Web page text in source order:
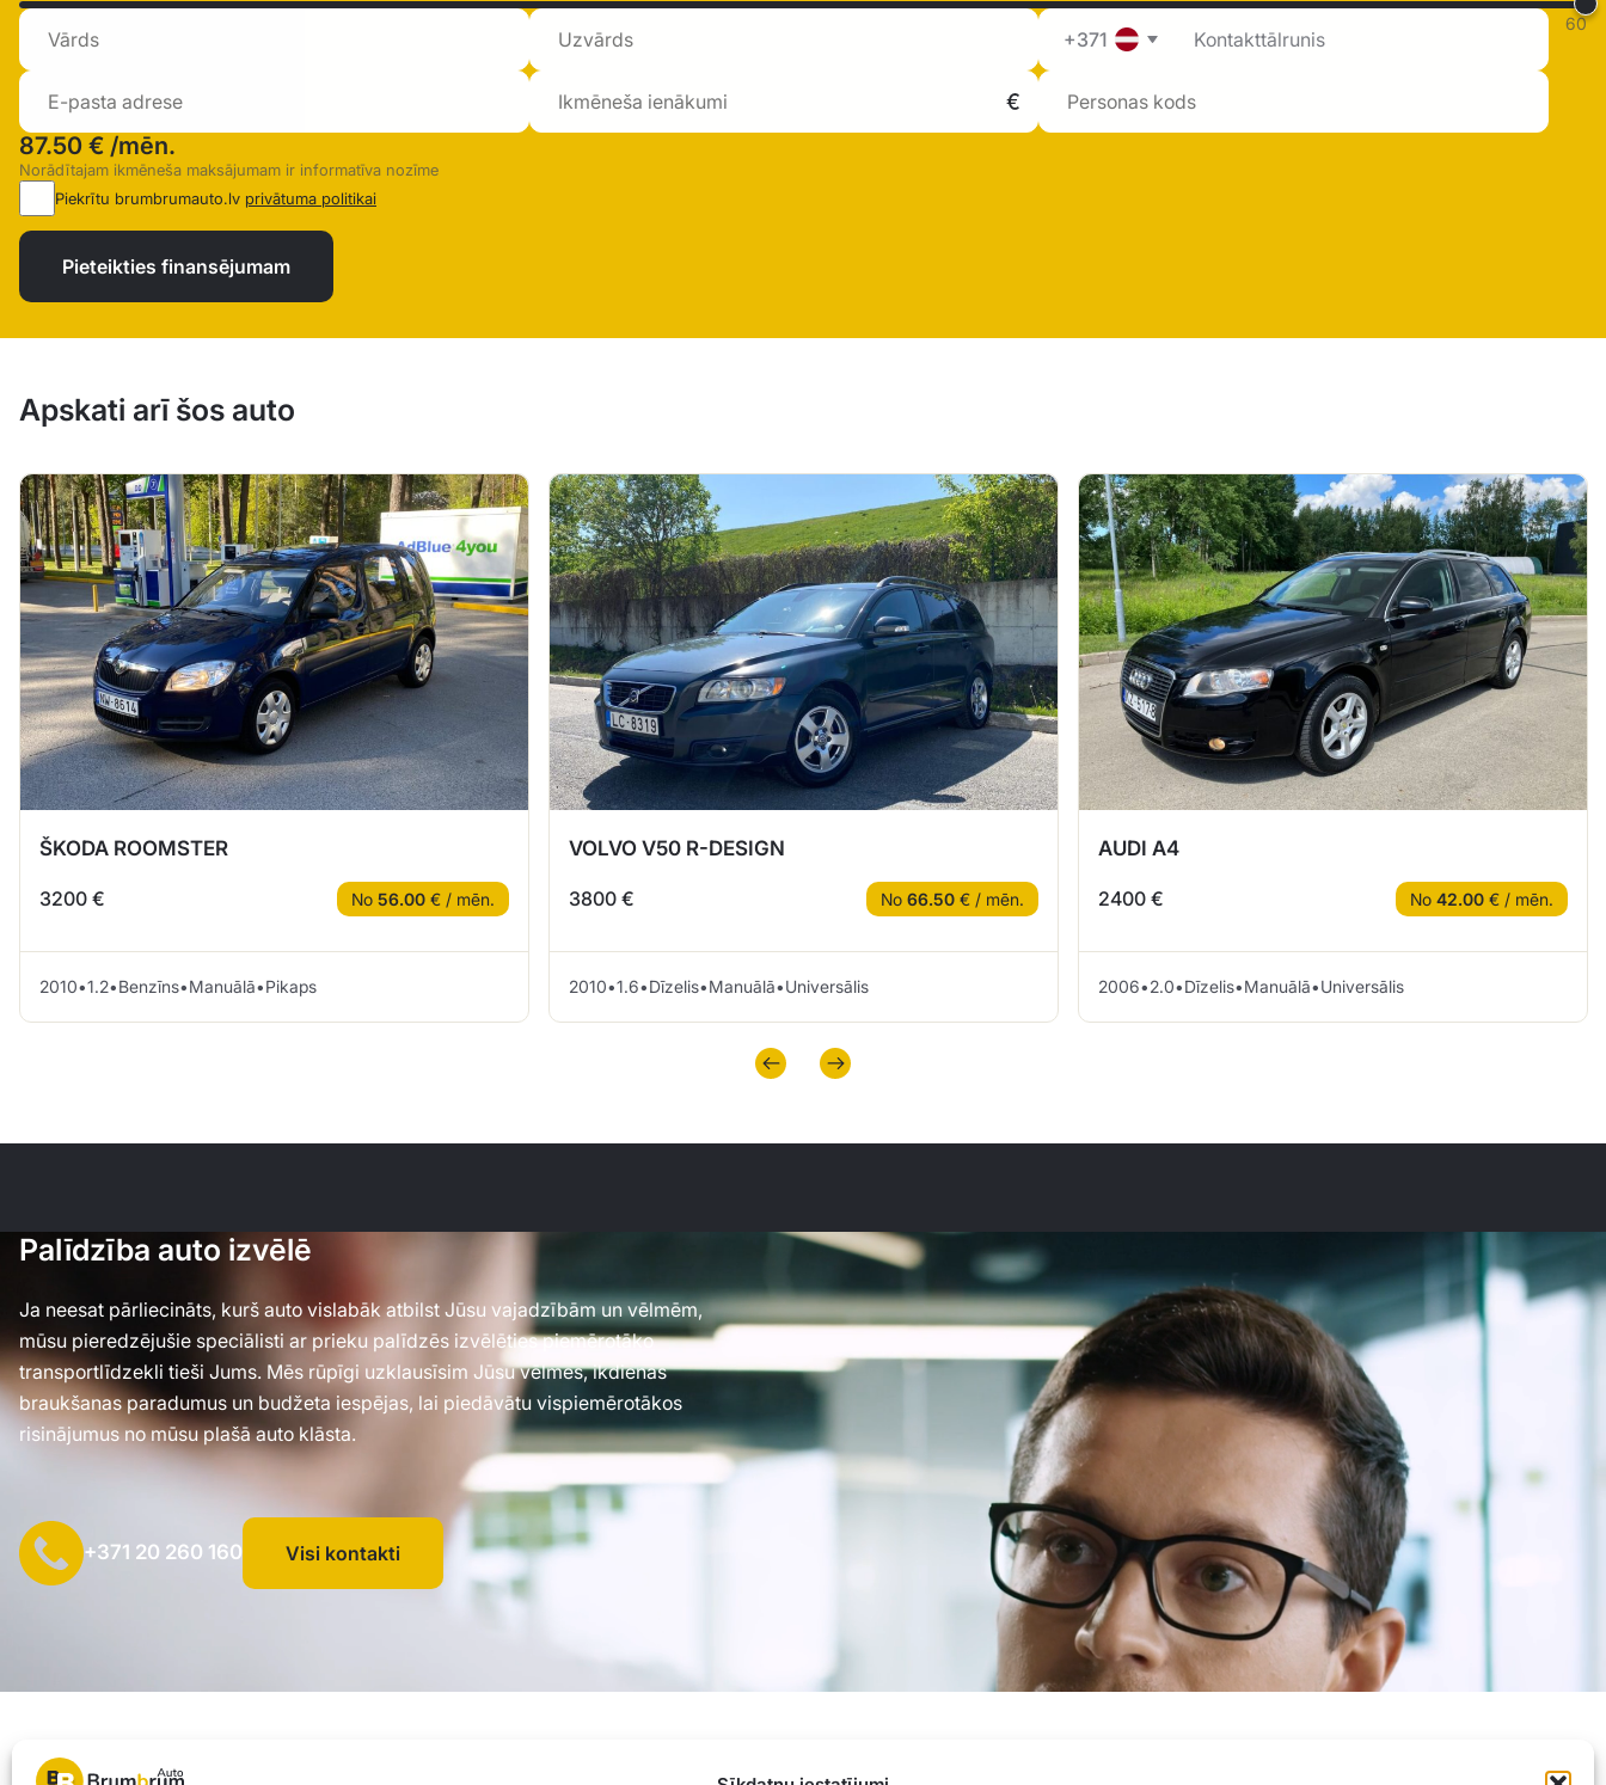
60
+371
87.50 € /mēn.
Norādītajam ikmēneša maksājumam ir informatīva nozīme
Piekrītu brumbrumauto.lv privātuma politikai
Pieteikties finansējumam
Apskati arī šos auto
ŠKODA ROOMSTER
3200 € No 56.00 € / mēn.
2010•1.2•Benzīns•Manuālā•Pikaps
VOLVO V50 R-DESIGN
3800 € No 66.50 € / mēn.
2010•1.6•Dīzelis•Manuālā•Universālis
AUDI A4
2400 € No 42.00 € / mēn.
2006•2.0•Dīzelis•Manuālā•Universālis
Palīdzība auto izvēlē
Ja neesat pārliecināts, kurš auto vislabāk atbilst Jūsu vajadzībām un vēlmēm,
mūsu pieredzējušie speciālisti ar prieku palīdzēs izvēlēties piemērotāko
transportlīdzekli tieši Jums. Mēs rūpīgi uzklausīsim Jūsu vēlmes, ikdienas
braukšanas paradumus un budžeta iespējas, lai piedāvātu vispiemērotākos
risinājumus no mūsu plašā auto klāsta.
+371 20 260 160 Visi kontakti
SIA "AUTOCLICK", Reģ. Nr. 40203371960, Adrese: Mazjumpravas iela 77, Rīga, LV-1063 |